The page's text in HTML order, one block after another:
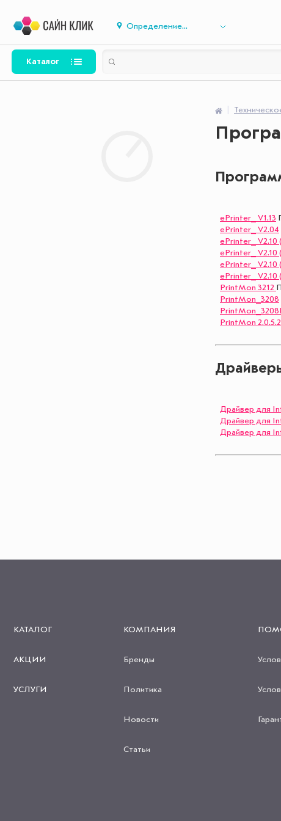
Определение...
Каталог
ePrinter_ V1.13
ePrinter_ V2.04
ePrinter_ V2.10
ePrinter_ V2.10
ePrinter_
ePrinter_
PrintMon 3212
PrintMon_3208
PrintMon
Драйвер для
Драйвер для
Драйвер для
КАТАЛОГ
АКЦИИ
УСЛУГИ
КОМПАНИЯ
Бренды
Политика
Новости
Статьи